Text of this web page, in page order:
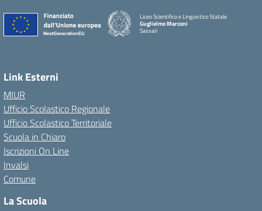
Liceo Scientifico e Linguistico Statale
Guglielmo Marconi
Sassari
Link Esterni
MIUR
Ufficio Scolastico Regionale
Ufficio Scolastico Territoriale
Scuola in Chiaro
Iscrizioni On Line
Invalsi
Comune
La Scuola